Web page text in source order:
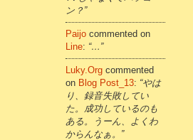
ン？”
Paijo commented on
Line: “…”
Luky.org commented
on Blog Post_13: “やは
り、録音失敗してい
た。成功しているのも
ある。うーん、よくわ
からんなぁ。”